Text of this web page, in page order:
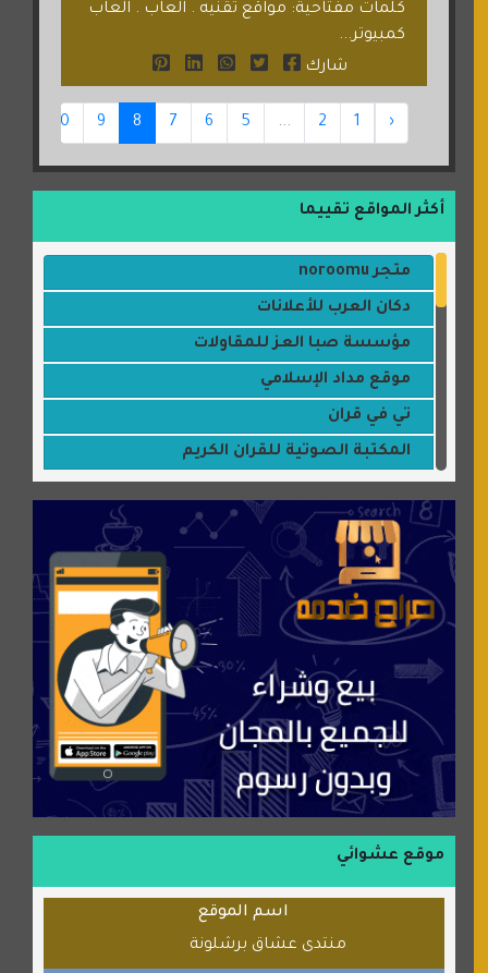
كلمات مفتاحية: مواقع تقنيه . العاب . العاب
كمبيوتر...
شارك
‹
1
2
...
5
6
7
8
9
10
أكثر المواقع تقييما
متجر noroomu
دكان العرب للأعلانات
مؤسسة صبا العز للمقاولات
موقع مداد الإسلامي
تي في قران
المكتبة الصوتية للقران الكريم
موقع سيارات عربية
عالم كوكي
سورة قران
شركة إعمار الرياض للخدمات المنزلية
شبكة رأيي
موسوعة نور الرحمن
منتدى جيوش الهكرز
بلو باص
موقع حراج خدمة
الطبي
قراننا
القران للجميع
موقع عشوائي
اسم الموقع
منتدى عشاق برشلونة